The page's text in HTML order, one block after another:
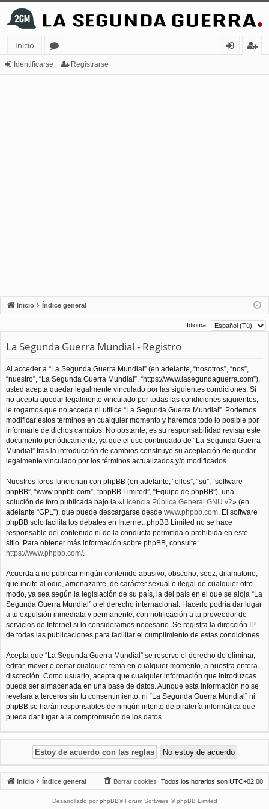
Inicio
or
Identificarse Registrarse
Inicio Índice general
Idioma:
La Segunda Guerra Mundial - Registro
Al acceder a “La Segunda Guerra Mundial” (en adelante, “nosotros”, “nos”,
“nuestro”, “La Segunda Guerra Mundial”, “https://www.lasegundaguerra.com”),
usted acepta quedar legalmente vinculado por las siguientes condiciones. Si
no acepta quedar legalmente vinculado por todas las condiciones siguientes,
le rogamos que no acceda ni utilice “La Segunda Guerra Mundial”. Podemos
modificar estos términos en cualquier momento y haremos todo lo posible por
informarle de dichos cambios. No obstante, es su responsabilidad revisar este
documento periódicamente, ya que el uso continuado de “La Segunda Guerra
Mundial” tras la introducción de cambios constituye su aceptación de quedar
legalmente vinculado por los términos actualizados y/o modificados.
Nuestros foros funcionan con phpBB (en adelante, “ellos”, “su”, “software
phpBB”, “www.phpbb.com”, “phpBB Limited”, “Equipo de phpBB”), una
solución de foro publicada bajo la «Licencia Pública General GNU v2» (en
adelante “GPL”), que puede descargarse desde www.phpbb.com. El software
phpBB solo facilita los debates en Internet; phpBB Limited no se hace
responsable del contenido ni de la conducta permitida o prohibida en este
sitio. Para obtener más información sobre phpBB, consulte:
https://www.phpbb.com/.
Acuerda a no publicar ningún contenido abusivo, obsceno, soez, difamatorio,
que incite al odio, amenazante, de carácter sexual o ilegal de cualquier otro
modo, ya sea según la legislación de su país, la del país en el que se aloja “La
Segunda Guerra Mundial” o el derecho internacional. Hacerlo podría dar lugar
a tu expulsión inmediata y permanente, con notificación a tu proveedor de
servicios de Internet si lo consideramos necesario. Se registra la dirección IP
de todas las publicaciones para facilitar el cumplimiento de estas condiciones.
Acepta que “La Segunda Guerra Mundial” se reserve el derecho de eliminar,
editar, mover o cerrar cualquier tema en cualquier momento, a nuestra entera
discreción. Como usuario, acepta que cualquier información que introduzcas
pueda ser almacenada en una base de datos. Aunque esta información no se
revelará a terceros sin tu consentimiento, ni “La Segunda Guerra Mundial” ni
phpBB se harán responsables de ningún intento de piratería informática que
pueda dar lugar a la compromisión de los datos.
Inicio Índice general Todos los horarios son UTC+02:00
Borrar cookies
Desarrollado por phpBB® Forum Software © phpBB Limited